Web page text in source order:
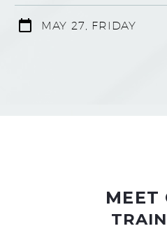
MAY 27, FRIDAY
MEET